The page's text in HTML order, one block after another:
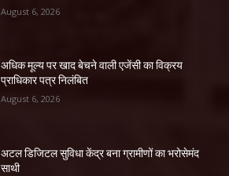
August 6, 2026
अधिक मूल्य पर खाद बेचने वाली एजेंसी का विक्रय
प्राधिकार पत्र निलंबित
August 6, 2026
अटल डिजिटल सुविधा केंद्र बना ग्रामीणों का भरोसेमंद
साथी